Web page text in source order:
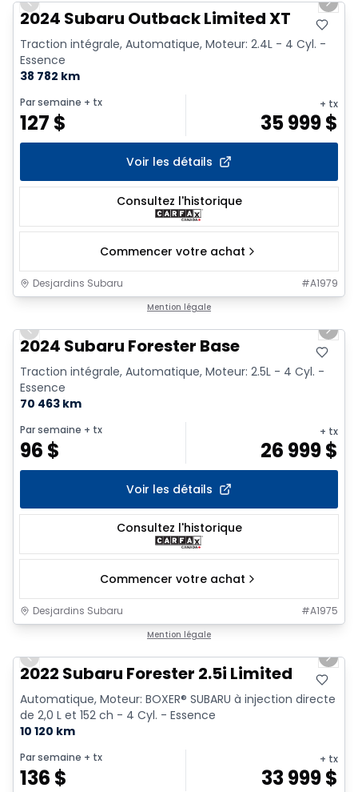
Previous slide
Next
2024 Subaru Outback Limited XT
Traction intégrale, Automatique, Moteur: 2.4L - 4 Cyl. -
Essence
38 782 km
Par semaine + tx
127 $
+ tx
35 999$
Voir les détails
Consultez l'historique
Commencer votre achat
Desjardins Subaru #A1979
Mention légale
Previous slide
Next
2024 Subaru Forester Base
Traction intégrale, Automatique, Moteur: 2.5L - 4 Cyl. -
Essence
70 463 km
Par semaine + tx
96 $
+ tx
26 999$
Voir les détails
Consultez l'historique
Commencer votre achat
Desjardins Subaru #A1975
Mention légale
Previous slide
Next
2022 Subaru Forester 2.5i Limited
Automatique, Moteur: BOXER® SUBARU à injection directe
de 2,0 L et 152 ch - 4 Cyl. - Essence
10 120 km
Par semaine + tx
136 $
+ tx
33 999$